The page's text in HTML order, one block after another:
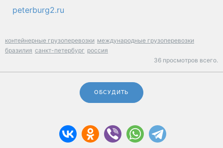
peterburg2.ru
контейнерные грузоперевозки международные грузоперевозки
бразилия санкт-петербург россия
36 просмотров всего.
ОБСУДИТЬ